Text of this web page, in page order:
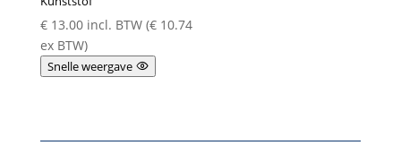
€13.00 incl. BTW (€10.74
ex BTW)
Snelle weergave